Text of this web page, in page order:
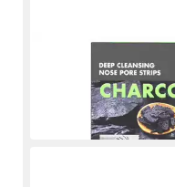
Nasenpflaster
Pore Strip Mitesser
in 4-5 Werktagen bei dir